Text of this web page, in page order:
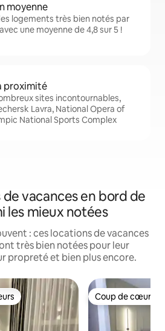
moyenne
logements très bien notés par
une moyenne de 4,8 sur 5 !
proximité
sites incontournables,
Lavra, National Opera of
National Sports Complex
de vacances en bord de
les mieux notées
: ces locations de vacances
très bien notées pour leur
propreté et bien plus encore.
Coup de cœur
Coup de cœur